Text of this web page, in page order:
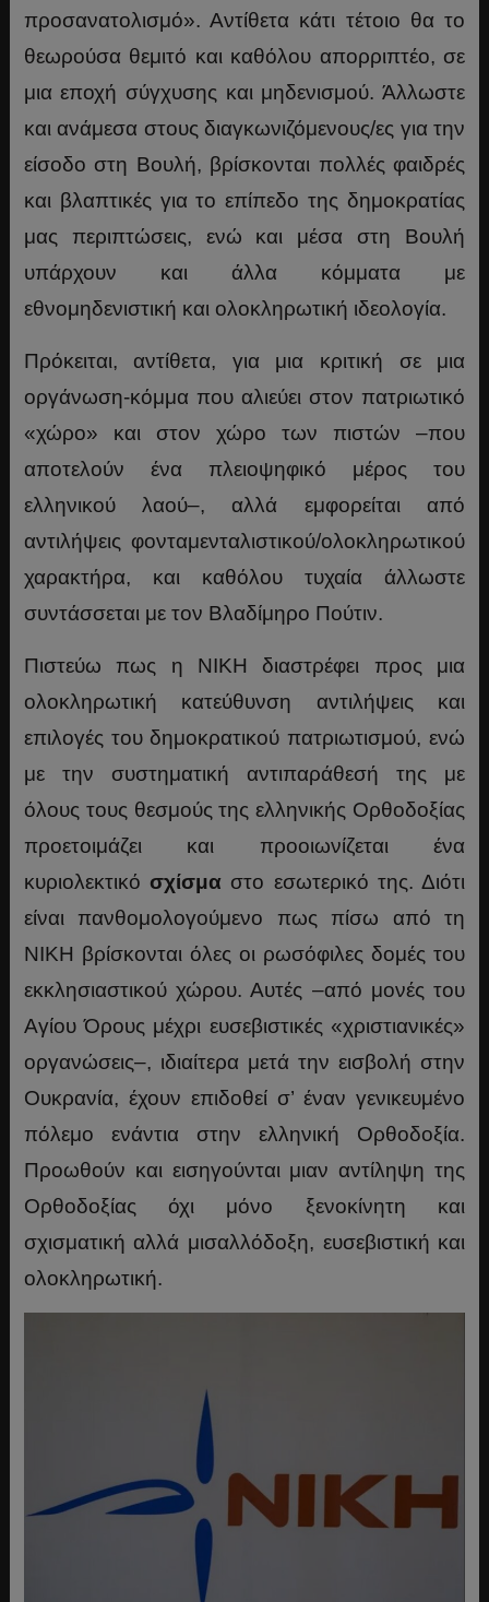
προσανατολισμό». Αντίθετα κάτι τέτοιο θα το
θεωρούσα θεμιτό και καθόλου απορριπτέο, σε
μια εποχή σύγχυσης και μηδενισμού. Άλλωστε
και ανάμεσα στους διαγκωνιζόμενους/ες για την
είσοδο στη Βουλή, βρίσκονται πολλές φαιδρές
και βλαπτικές για το επίπεδο της δημοκρατίας
μας περιπτώσεις, ενώ και μέσα στη Βουλή
υπάρχουν και άλλα κόμματα με
εθνομηδενιστική και ολοκληρωτική ιδεολογία.
Πρόκειται, αντίθετα, για μια κριτική σε μια
οργάνωση-κόμμα που αλιεύει στον πατριωτικό
«χώρο» και στον χώρο των πιστών –που
αποτελούν ένα πλειοψηφικό μέρος του
ελληνικού λαού–, αλλά εμφορείται από
αντιλήψεις φονταμενταλιστικού/ολοκληρωτικού
χαρακτήρα, και καθόλου τυχαία άλλωστε
συντάσσεται με τον Βλαδίμηρο Πούτιν.
Πιστεύω πως η ΝΙΚΗ διαστρέφει προς μια
ολοκληρωτική κατεύθυνση αντιλήψεις και
επιλογές του δημοκρατικού πατριωτισμού, ενώ
με την συστηματική αντιπαράθεσή της με
όλους τους θεσμούς της ελληνικής Ορθοδοξίας
προετοιμάζει και προοιωνίζεται ένα
κυριολεκτικόσχίσμα στο εσωτερικό της. Διότι
είναι πανθομολογούμενο πως πίσω από τη
ΝΙΚΗ βρίσκονται όλες οι ρωσόφιλες δομές του
εκκλησιαστικού χώρου. Αυτές –από μονές του
Αγίου Όρους μέχρι ευσεβιστικές «χριστιανικές»
οργανώσεις–, ιδιαίτερα μετά την εισβολή στην
Ουκρανία, έχουν επιδοθεί σ’ έναν γενικευμένο
πόλεμο ενάντια στην ελληνική Ορθοδοξία.
Προωθούν και εισηγούνται μιαν αντίληψη της
Ορθοδοξίας όχι μόνο ξενοκίνητη και
σχισματική αλλά μισαλλόδοξη, ευσεβιστική και
ολοκληρωτική.